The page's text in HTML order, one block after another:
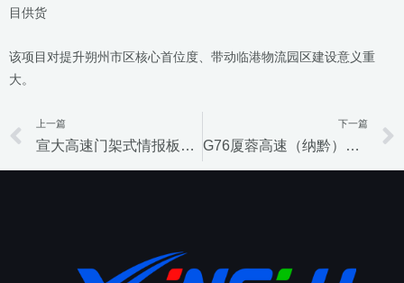
目供货
该项目对提升朔州市区核心首位度、带动临港物流园区建设意义重
大。
Prev
上一篇
宣大高速门架式情报板更换项目
下一篇
G76厦蓉高速（纳黔）摩尼互通匝道工程项目